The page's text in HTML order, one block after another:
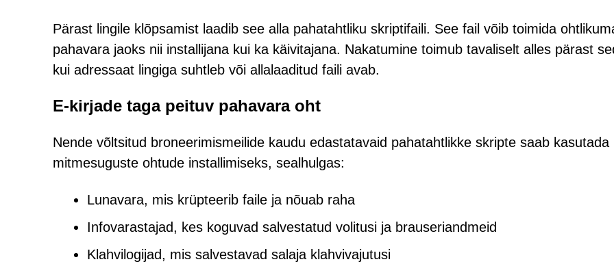
Pärast lingile klõpsamist laadib see alla pahatahtliku skriptifaili. See fail võib toimida
pahavara jaoks nii installijana kui ka käivitajana. Nakatumine toimub tavaliselt alles pärast
kui adressaat lingiga suhtleb või allalaaditud faili avab.
E-kirjade taga peituv pahavara oht
Nende võltsitud broneerimismeilide kaudu edastatavaid pahatahtlikke skripte saab kasutada
mitmesuguste ohtude installimiseks, sealhulgas:
Lunavara, mis krüpteerib faile ja nõuab raha
Infovarastajad, kes koguvad salvestatud volitusi ja brauseriandmeid
Klahvilogijad, mis salvestavad salaja klahvivajutusi